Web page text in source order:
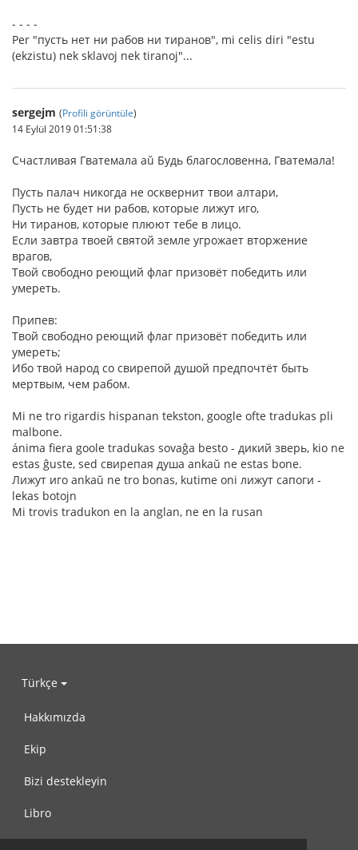
- - - -
Per "пусть нет ни рабов ни тиранов", mi celis diri "estu
(ekzistu) nek sklavoj nek tiranoj"...
sergejm (Profili görüntüle)
14 Eylül 2019 01:51:38
Счастливая Гватемала aŭ Будь благословенна, Гватемала!
Пусть палач никогда не осквернит твои алтари,
Пусть не будет ни рабов, которые лижут иго,
Ни тиранов, которые плюют тебе в лицо.
Если завтра твоей святой земле угрожает вторжение
врагов,
Твой свободно реющий флаг призовёт победить или
умереть.
Припев:
Твой свободно реющий флаг призовёт победить или
умереть;
Ибо твой народ со свирепой душой предпочтёт быть
мертвым, чем рабом.
Mi ne tro rigardis hispanan tekston, google ofte tradukas pli
malbone.
ánima fiera goole tradukas sovaĝa besto - дикий зверь, kio ne
estas ĝuste, sed свирепая душа ankaŭ ne estas bone.
Лижут иго ankaŭ ne tro bonas, kutime oni лижут сапоги -
lekas botojn
Mi trovis tradukon en la anglan, ne en la rusan
Türkçe
Hakkımızda
Ekip
Bizi destekleyin
Libro